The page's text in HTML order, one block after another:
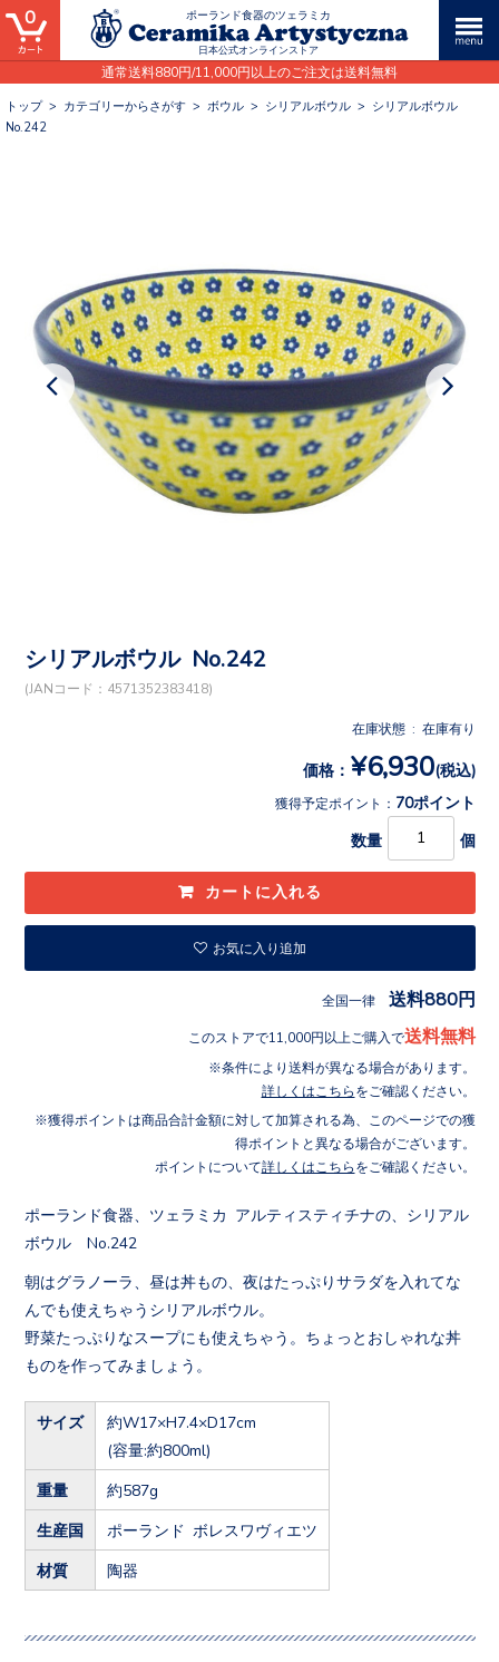
ポーランド食器のツェラミカ
日本公式オンラインストア
通常送料880円/11,000円以上のご注文は送料無料
0
トップ> カテゴリーからさがす > ボウル > シリアルボウル > シリアルボウル
No.242
シリアルボウル No.242
(JANコード：4571352383418)
在庫状態 : 在庫有り
価格： ¥6,930(税込)
獲得予定ポイント： 70ポイント
数量 個
お気に入り追加
全国一律 送料880円
このストアで11,000円以上ご購入で送料無料
条件により送料が異なる場合があります。
詳しくはこちら をご確認ください。
獲得ポイントは商品合計金額に対して加算される為、このページでの獲
得ポイントと異なる場合がございます。
ポイントについて詳しくはこちら をご確認ください。
ポーランド食器、ツェラミカ アルティスティチナの、シリアル
ボウル No.242
朝はグラノーラ、昼は丼もの、夜はたっぷりサラダを入れてな
んでも使えちゃうシリアルボウル。
野菜たっぷりなスープにも使えちゃう。ちょっとおしゃれな丼
ものを作ってみましょう。
サイズ
約W17×H7.4×D17cm
(容量:約800ml)
重量 約587g
生産国 ポーランド ボレスワヴィエツ
材質 陶器